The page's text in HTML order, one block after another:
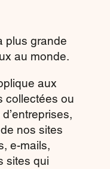
plus grande
au monde.
aux
collectées ou
,
nos sites
e-mails,
sites qui